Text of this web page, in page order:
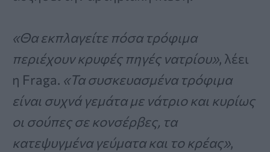
«Θα εκπλαγείτε πόσα τρόφιμα
περιέχουν κρυφές πηγές νατρίου», λέει
η Fraga. «Τα συσκευασμένα τρόφιμα
είναι συχνά γεμάτα με νάτριο και κυρίως
οι σούπες σε κονσέρβες, τα
κατεψυγμένα γεύματα και το κρέας»,